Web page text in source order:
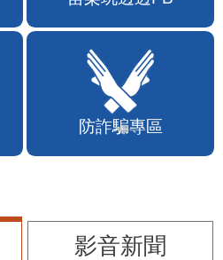
防詐騙專區
影音新聞